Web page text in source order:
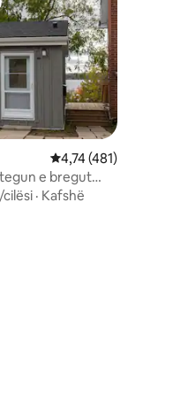
Vlerësimi mesatar
4,74 (481)
e bregut
· Kafshë